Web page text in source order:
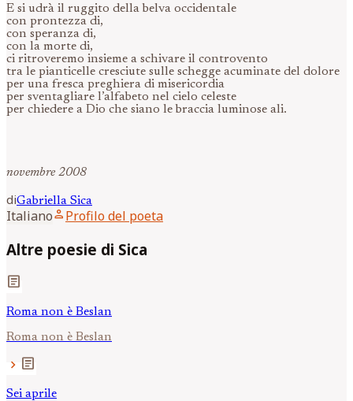
E si udrà il ruggito della belva occidentale
con prontezza di,
con speranza di,
con la morte di,
ci ritroveremo insieme a schivare il controvento
tra le pianticelle cresciute sulle schegge acuminate del dolore
per una fresca preghiera di misericordia
per sventagliare l’alfabeto nel cielo celeste
per chiedere a Dio che siano le braccia luminose ali.
novembre 2008
diGabriella Sica
Italianoperson Profilo del poeta
Altre poesie di Sica
article
Roma non è Beslan
Roma non è Beslan
chevron_right article
Sei aprile